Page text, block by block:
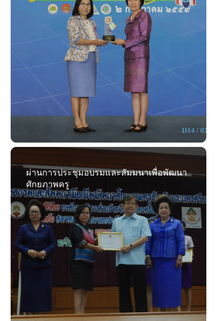
ผ่านการประชุมอบรมและสัมมนาเพื่อพัฒนา
ศักยภาพครู